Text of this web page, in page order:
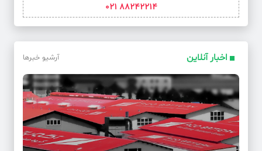
88242214 021
اخبار آنلاین آرشیو خبرها